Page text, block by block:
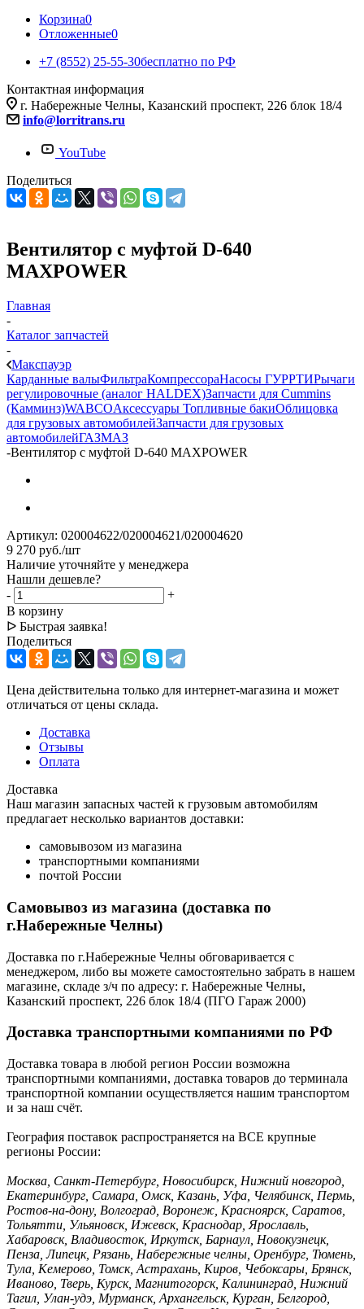
Корзина0
Отложенные0
+7 (8552) 25-55-30бесплатно по РФ
Контактная информация
г. Набережные Челны, Казанский проспект, 226 блок 18/4
info@lorritrans.ru
YouTube
Поделиться
Вентилятор с муфтой D-640
MAXPOWER
Главная
-
Каталог запчастей
-
Макспауэр
Карданные валыФильтраКомпрессораНасосы ГУРРТИРычаги
регулировочные (аналог HALDEX)Запчасти для Cummins
(Камминз)WABCOАксессуары Топливные бакиОблицовка
для грузовых автомобилейЗапчасти для грузовых
автомобилейГАЗМАЗ
-Вентилятор с муфтой D-640 MAXPOWER
Артикул: 020004622/020004621/020004620
9 270 руб./шт
Наличие уточняйте у менеджера
Нашли дешевле?
-
+
В корзину
ᐅ Быстрая заявка!
Поделиться
Цена действительна только для интернет-магазина и может
отличаться от цены склада.
Доставка
Отзывы
Оплата
Доставка
Наш магазин запасных частей к грузовым автомобилям
предлагает несколько вариантов доставки:
самовывозом из магазина
транспортными компаниями
почтой России
Самовывоз из магазина (доставка по
г.Набережные Челны)
Доставка по г.Набережные Челны обговаривается с
менеджером, либо вы можете самостоятельно забрать в нашем
магазине, складе з/ч по адресу: г. Набережные Челны,
Казанский проспект, 226 блок 18/4 (ПГО Гараж 2000)
Доставка транспортными компаниями по РФ
Доставка товара в любой регион России возможна
транспортными компаниями, доставка товаров до терминала
транспортной компании осуществляется нашим транспортом
и за наш счёт.
География поставок распространяется на ВСЕ крупные
регионы России:
Москва, Санкт-Петербург, Новосибирск, Нижний новгород,
Екатеринбург, Самара, Омск, Казань, Уфа, Челябинск, Пермь,
Ростов-на-дону, Волгоград, Воронеж, Красноярск, Саратов,
Тольятти, Ульяновск, Ижевск, Краснодар, Ярославль,
Хабаровск, Владивосток, Иркутск, Барнаул, Новокузнецк,
Пенза, Липецк, Рязань, Набережные челны, Оренбург, Тюмень,
Тула, Кемерово, Томск, Астрахань, Киров, Чебоксары, Брянск,
Иваново, Тверь, Курск, Магнитогорск, Калининград, Нижний
Тагил, Улан-удэ, Мурманск, Архангельск, Курган, Белгород,